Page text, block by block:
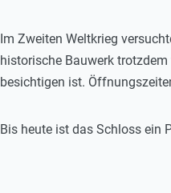
Im Zweiten Weltkrieg
historische Bauwerk
besichtigen ist.
Bis heute ist das Schloss ein